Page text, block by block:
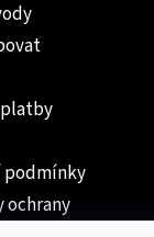
podmínky
ochrany